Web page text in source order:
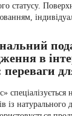
статусу.
в
спеціалізується
із